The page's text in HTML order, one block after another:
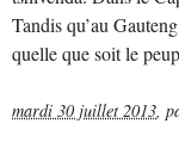
Tandis qu’au
quelle que soit le
mardi 30 juillet 2013,